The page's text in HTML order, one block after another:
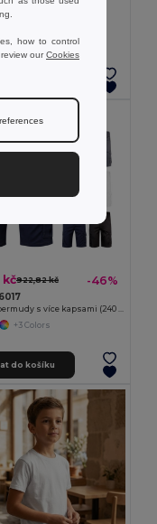
+14 Colors
kč922,82 kč -46%
Strečové bermudy s více kapsami (240 g/m²), z bavlny (46 %), EME (38 %) a polyesteru (16 %)
+3 Colors
do košíku
how to control
ourCookies